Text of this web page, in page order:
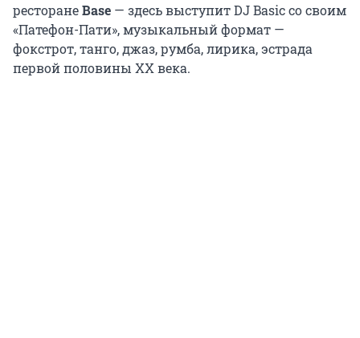
ресторанеBase — здесь выступит DJ Basic со своим
«Патефон-Пати», музыкальный формат —
фокстрот, танго, джаз, румба, лирика, эстрада
первой половины XX века.